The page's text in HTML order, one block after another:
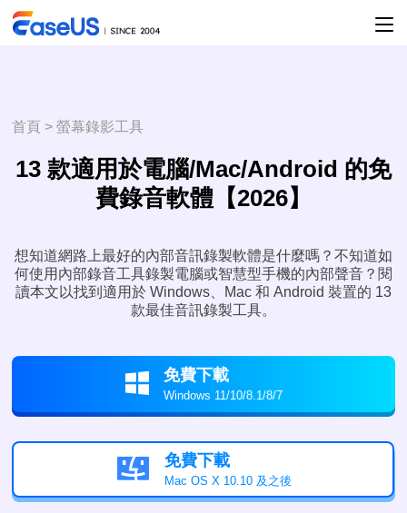
首頁 >螢幕錄影工具
13 款適用於電腦/Mac/Android 的免
費錄音軟體【2026】
想知道網路上最好的內部音訊錄製軟體是什麼嗎？不知道如
何使用內部錄音工具錄製電腦或智慧型手機的內部聲音？閱
讀本文以找到適用於 Windows、Mac 和 Android 裝置的 13
款最佳音訊錄製工具。
 免費下載
Windows 11/10/8.1/8/7
 免費下載
Mac OS X 10.10 及之後